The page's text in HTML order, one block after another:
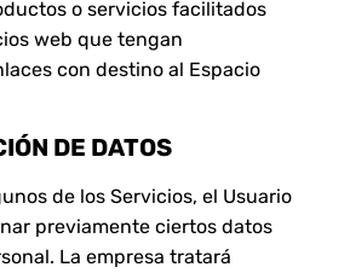
o servicios facilitados
web que tengan
con destino al Espacio
DE DATOS
de los Servicios, el Usuario
previamente ciertos datos
La empresa tratará